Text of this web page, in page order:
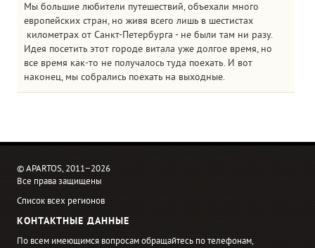
Мы большие любители путешествий, объехали много
европейских стран, но живя всего лишь в шестистах
километрах от Санкт-Петербурга - не были там ни разу.
Идея посетить этот городе витала уже долгое время, но
все время как-то не получалось туда поехать. И вот
наконец, мы собрались поехать на выходные.
© APARTOS, 2011−2026
Все права защищены
Список всех регионов
КОНТАКТНЫЕ ДАННЫЕ
По всем имеющимся вопросам обращайтесь по телефонам,